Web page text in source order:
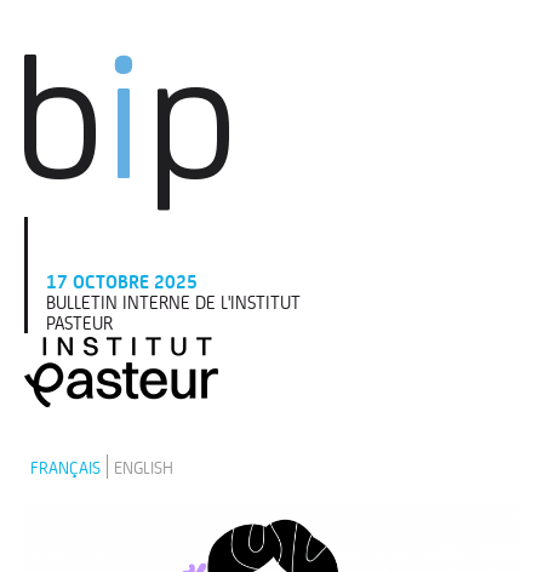
17 OCTOBRE 2025
BULLETIN INTERNE DE L'INSTITUT
PASTEUR
FRANÇAIS ENGLISH